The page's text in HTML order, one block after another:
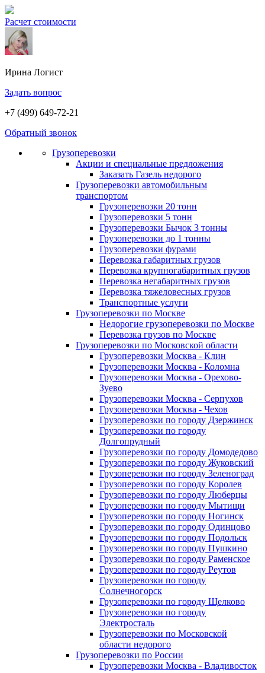
Расчет стоимости
Ирина Логист
Задать вопрос
+7 (499) 649-72-21
Обратный звонок
Грузоперевозки
Акции и специальные предложения
Заказать Газель недорого
Грузоперевозки автомобильным
транспортом
Грузоперевозки 20 тонн
Грузоперевозки 5 тонн
Грузоперевозки Бычок 3 тонны
Грузоперевозки до 1 тонны
Грузоперевозки фурами
Перевозка габаритных грузов
Перевозка крупногабаритных грузов
Перевозка негабаритных грузов
Перевозка тяжеловесных грузов
Транспортные услуги
Грузоперевозки по Москве
Недорогие грузоперевозки по Москве
Перевозка грузов по Москве
Грузоперевозки по Московской области
Грузоперевозки Москва - Клин
Грузоперевозки Москва - Коломна
Грузоперевозки Москва - Орехово-
Зуево
Грузоперевозки Москва - Серпухов
Грузоперевозки Москва - Чехов
Грузоперевозки по городу Дзержинск
Грузоперевозки по городу
Долгопрудный
Грузоперевозки по городу Домодедово
Грузоперевозки по городу Жуковский
Грузоперевозки по городу Зеленоград
Грузоперевозки по городу Королев
Грузоперевозки по городу Люберцы
Грузоперевозки по городу Мытищи
Грузоперевозки по городу Ногинск
Грузоперевозки по городу Одинцово
Грузоперевозки по городу Подольск
Грузоперевозки по городу Пушкино
Грузоперевозки по городу Раменское
Грузоперевозки по городу Реутов
Грузоперевозки по городу
Солнечногорск
Грузоперевозки по городу Щелково
Грузоперевозки по городу
Электросталь
Грузоперевозки по Московской
области недорого
Грузоперевозки по России
Грузоперевозки Москва - Владивосток